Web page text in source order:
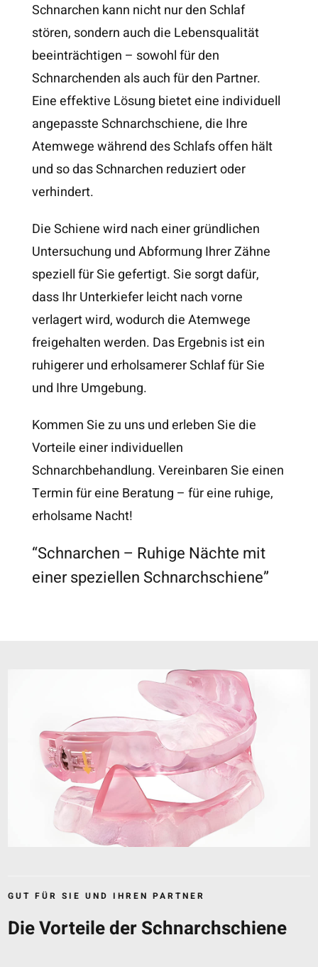
Schnarchen kann nicht nur den Schlaf
stören, sondern auch die Lebensqualität
beeinträchtigen – sowohl für den
Schnarchenden als auch für den Partner.
Eine effektive Lösung bietet eine individuell
angepasste Schnarchschiene, die Ihre
Atemwege während des Schlafs offen hält
und so das Schnarchen reduziert oder
verhindert.
Die Schiene wird nach einer gründlichen
Untersuchung und Abformung Ihrer Zähne
speziell für Sie gefertigt. Sie sorgt dafür,
dass Ihr Unterkiefer leicht nach vorne
verlagert wird, wodurch die Atemwege
freigehalten werden. Das Ergebnis ist ein
ruhigerer und erholsamerer Schlaf für Sie
und Ihre Umgebung.
Kommen Sie zu uns und erleben Sie die
Vorteile einer individuellen
Schnarchbehandlung. Vereinbaren Sie einen
Termin für eine Beratung – für eine ruhige,
erholsame Nacht!
“Schnarchen – Ruhige Nächte mit
einer speziellen Schnarchschiene”
GUT FÜR SIE UND IHREN PARTNER
Die Vorteile der Schnarchschiene